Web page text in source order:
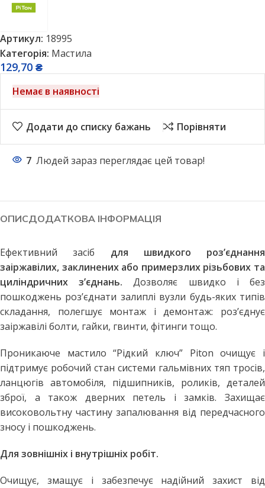
Артикул: 18995
Категорія: Мастила
129,70 ₴
Немає в наявності
Додати до списку бажань Порівняти
7 Людей зараз переглядає цей товар!
ОПИСДОДАТКОВА ІНФОРМАЦІЯ
Ефективний засіб для швидкого роз’єднання
заіржавілих, заклинених або примерзлих різьбових та
циліндричних з’єднань. Дозволяє швидко і без
пошкоджень роз’єднати залиплі вузли будь-яких типів
складання, полегшує монтаж і демонтаж: роз’єднує
заіржавілі болти, гайки, гвинти, фітинги тощо.
Проникаюче мастило “Рідкий ключ” Piton очищує і
підтримує робочий стан системи гальмівних тяп тросів,
ланцюгів автомобіля, підшипників, роликів, деталей
зброї, а також дверних петель і замків. Захищає
високовольтну частину запалювання від передчасного
зносу і пошкоджень.
Для зовнішніх і внутрішніх робіт.
Очищує, змащує і забезпечує надійний захист від